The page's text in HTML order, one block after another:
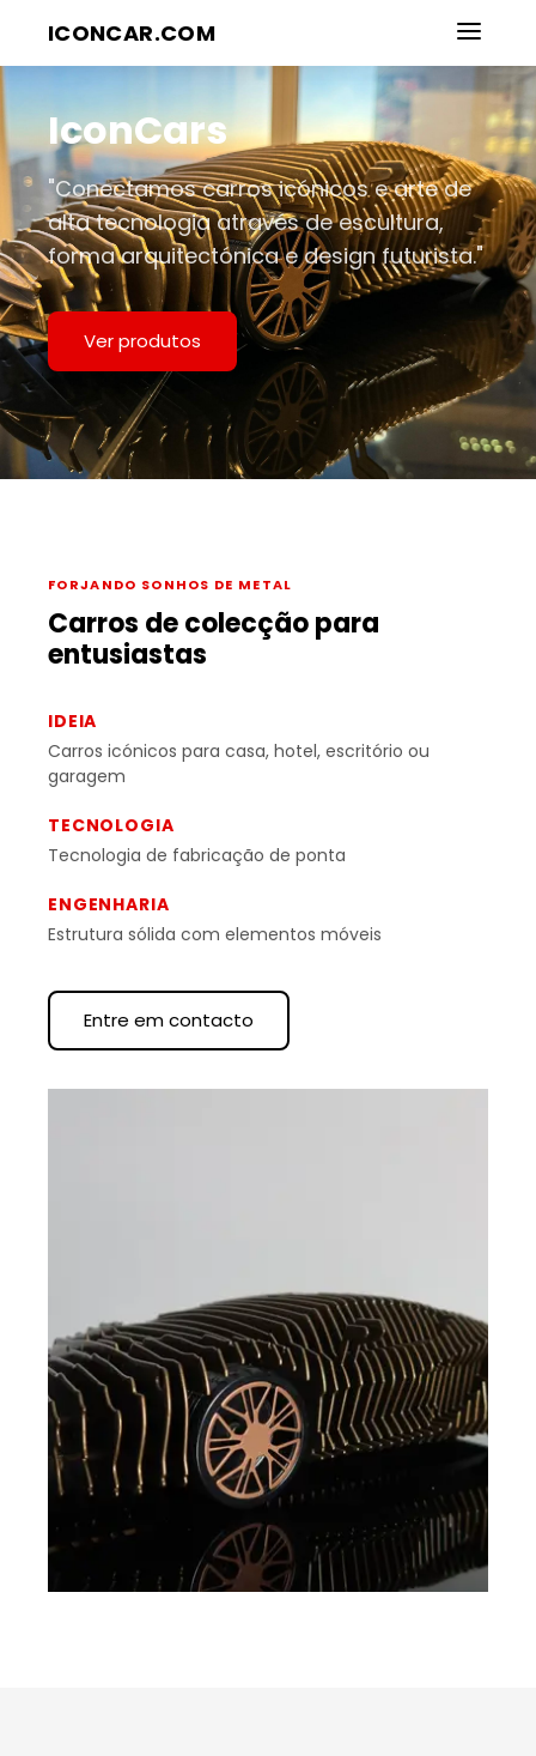
ICONCAR.COM
IconCars
"Conectamos carros icónicos e arte de
alta tecnologia através de escultura,
forma arquitectónica e design futurista."
Ver produtos
FORJANDO SONHOS DE METAL
Carros de colecção para
entusiastas
IDEIA
Carros icónicos para casa, hotel, escritório ou
garagem
TECNOLOGIA
Tecnologia de fabricação de ponta
ENGENHARIA
Estrutura sólida com elementos móveis
Entre em contacto